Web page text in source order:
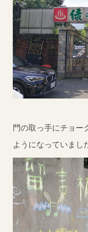
門の取っ手にチョー
ようになっていまし